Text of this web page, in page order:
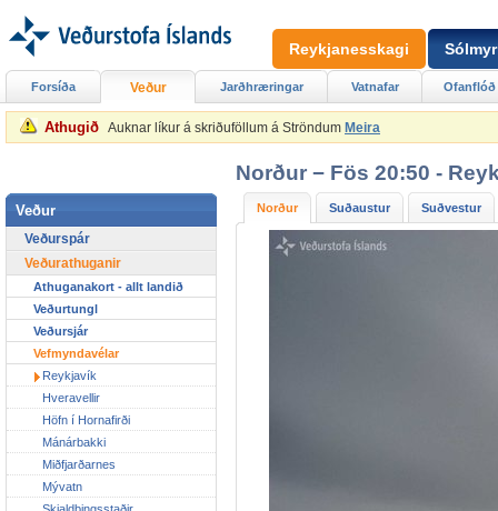
Athugið Auknar líkur á skriðuföllum á Ströndum Meira
Norður − Fös 20:50 -
Norður Suðaustur Suðvestur
Forsíða Veður Jarðhræringar Vatnafar Ofanflóð
Veður
Veðurspár
Veðurathuganir
Athuganakort - allt landið
Veðurtungl
Veðursjár
Vefmyndavélar
Reykjavík
Hveravellir
Höfn í Hornafirði
Mánárbakki
Miðfjarðarnes
Mývatn
Reykjanesskagi